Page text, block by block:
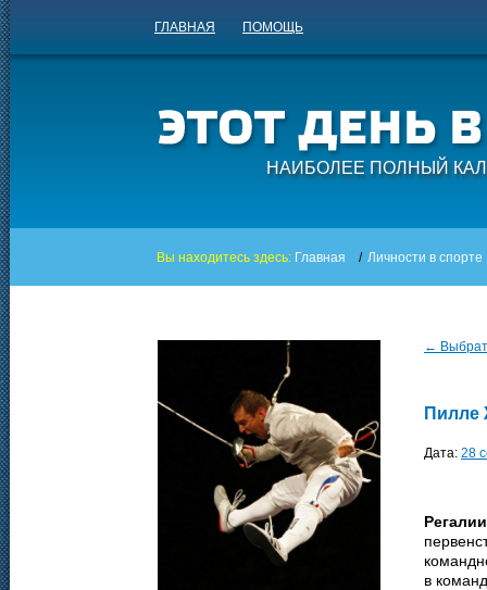
ГЛАВНАЯ ПОМОЩЬ
НАИБОЛЕЕ ПОЛНЫЙ
Вы находитесь здесь: Главная / Личности в спорте
←
Пилле
Дата: 28
в